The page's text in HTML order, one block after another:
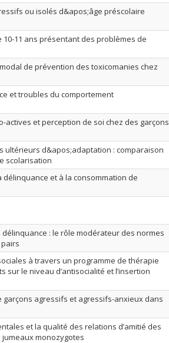
ou isolés d&apos;âge préscolaire
11 ans présentant des problèmes de
de prévention des toxicomanies chez
et troubles du comportement
et perception de soi chez des garçons
d&apos;adaptation : comparaison
scolarisation
et à la consommation de
: le rôle modérateur des normes
à travers un programme de thérapie
le niveau d’antisocialité et l’insertion
agressifs et agressifs-anxieux dans
et la qualité des relations d’amitié des
monozygotes